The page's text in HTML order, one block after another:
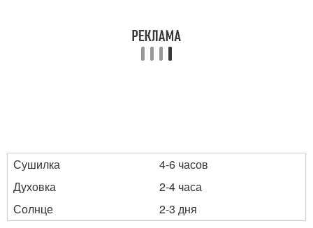
Сушилка
4-6 часов
Духовка
2-4 часа
Солнце
2-3 дня